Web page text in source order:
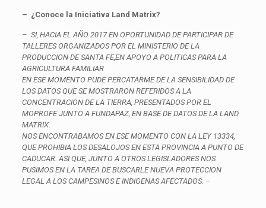
– ¿Conoce la Iniciativa Land Matrix?
– SI, HACIA EL AÑO 2017 EN OPORTUNIDAD DE PARTICIPAR DE
TALLERES ORGANIZADOS POR EL MINISTERIO DE LA
PRODUCCION DE SANTA FE,EN APOYO A POLITICAS PARA LA
AGRICULTURA FAMILIAR
EN ESE MOMENTO PUDE PERCATARME DE LA SENSIBILIDAD DE
LOS DATOS QUE SE MOSTRARON REFERIDOS A LA
CONCENTRACION DE LA TIERRA, PRESENTADOS POR EL
MOPROFE JUNTO A FUNDAPAZ, EN BASE DE DATOS DE LA LAND
MATRIX.
NOS ENCONTRABAMOS EN ESE MOMENTO CON LA LEY 13334,
QUE PROHIBIA LOS DESALOJOS EN ESTA PROVINCIA A PUNTO DE
CADUCAR. ASI QUE, JUNTO A OTROS LEGISLADORES NOS
PUSIMOS EN LA TAREA DE BUSCARLE NUEVA PROTECCION
LEGAL A LOS CAMPESINOS E INDIGENAS AFECTADOS. –